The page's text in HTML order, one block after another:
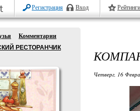
Регистрация Вход Рейтинги
Комментарии
РЕСТОРАНЧИК
Четверг, 16